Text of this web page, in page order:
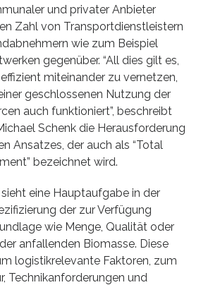
und privater Anbieter
Zahl von Transportdienstleistern
wie zum Beispiel
gegenüber. “All dies gilt es,
miteinander zu vernetzen,
geschlossenen Nutzung der
auch funktioniert”, beschreibt
Schenk die Herausforderung
Ansatzes, der auch als “Total
bezeichnet wird.
eine Hauptaufgabe in der
der zur Verfügung
wie Menge, Qualität oder
anfallenden Biomasse. Diese
logistikrelevante Faktoren, zum
Technikanforderungen und